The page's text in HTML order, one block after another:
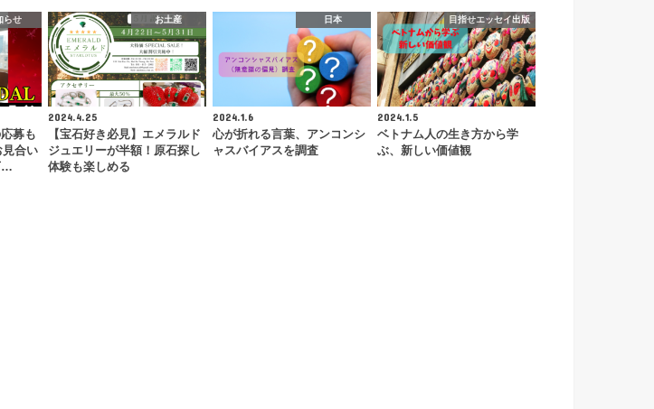
らせ
募も
見合い
…
お土産
2024.4.25
【宝石好き必見】エメラルド
ジュエリーが半額！原石探し
体験も楽しめる
日本
2024.1.6
心が折れる言葉、アンコンシ
ャスバイアスを調査
目指せエッセイ出版
2024.1.5
ベトナム人の生き方から学
ぶ、新しい価値観